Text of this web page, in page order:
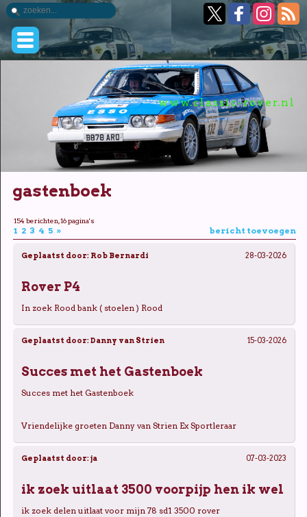
www.classic-rover.nl
gastenboek
154 berichten, 16 pagina's
bericht toevoegen
1 2 3 4 5 »
28-03-2026
Geplaatst door: Rob Bernardi
Rover P4
In zoek Rood bank ( stoelen ) Rood
15-03-2026
Geplaatst door:Danny van Strien
Succes met het Gastenboek
Succes met het Gastenboek
Vriendelijke groeten Danny van Strien Ex Sportleraar
07-03-2023
Geplaatst door:ja
ik zoek uitlaat 3500 voorpijp hen ik wel
ik zoek delen uitlaat voor mijn 78 sd1 3500 rover